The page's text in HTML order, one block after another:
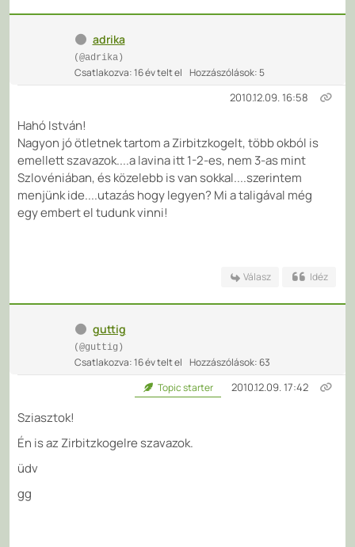
adrika
(@adrika)
Csatlakozva: 16 év telt el Hozzászólások: 5
2010.12.09. 16:58
Hahó István!
Nagyon jó ötletnek tartom a Zirbitzkogelt, több okból is
emellett szavazok....a lavina itt 1-2-es, nem 3-as mint
Szlovéniában, és közelebb is van sokkal....szerintem
menjünk ide....utazás hogy legyen? Mi a taligával még
egy embert el tudunk vinni!
Válasz Idéz
guttig
(@guttig)
Csatlakozva: 16 év telt el Hozzászólások: 63
Topic starter
2010.12.09. 17:42
Sziasztok!
Én is az Zirbitzkogelre szavazok.
üdv
gg